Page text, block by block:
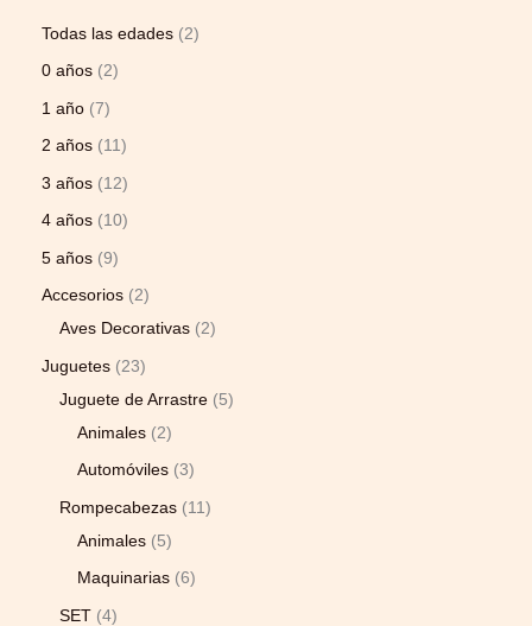
Todas las edades
2
0 años
2
1 año 7
2 años
11
3 años
12
4 años
10
5 años 9
Accesorios
2
Aves Decorativas
2
Juguetes
23
Juguete de Arrastre
5
Animales
2
Automóviles 3
Rompecabezas
11
Animales
5
Maquinarias 6
SET 4